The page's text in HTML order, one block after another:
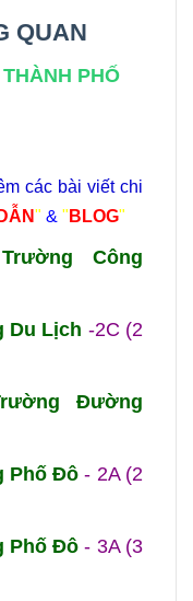
QUAN
PHỐ
các bài viết chi
" & " BLOG"
Công
Du Lịch -2C (2
Đường
Phố Đô - 2A (2
Phố Đô - 3A (3